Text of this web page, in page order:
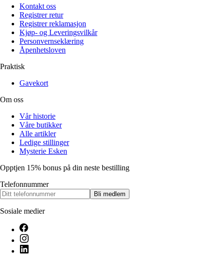
Kontakt oss
Registrer retur
Registrer reklamasjon
Kjøp- og Leveringsvilkår
Personvernseklæring
Åpenhetsloven
Praktisk
Gavekort
Om oss
Vår historie
Våre butikker
Alle artikler
Ledige stillinger
Mysterie Esken
Opptjen 15% bonus på din neste bestilling
Telefonnummer
Bli medlem
Sosiale medier